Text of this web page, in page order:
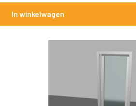
In winkelwagen